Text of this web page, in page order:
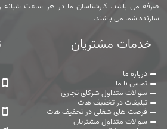
صرفه می باشد. کارشناسان ما در هر ساعت شبانه
سازنده شما می باشند.
خدمات مشتریان
درباره ما
تماس با ما
سوالات متداول شرکای تجاری
تبلیغات در تخفیف هات
فرصت های شغلی در تخفیف هات
سوالات متداول مشتریان